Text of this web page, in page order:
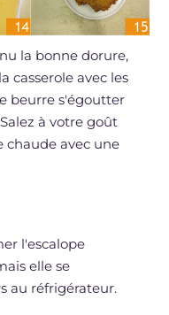
la bonne dorure,
casserole avec les
beurre s'égoutter
à votre goût
chaude avec une
l'escalope
elle se
au réfrigérateur.